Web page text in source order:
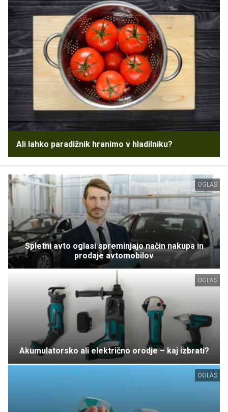
Ali lahko paradižnik hranimo v hladilniku?
OGLAS
Spletni avto oglasi spreminjajo način nakupa in
prodaje avtomobilov
OGLAS
Akumulatorsko ali električno orodje – kaj izbrati?
OGLAS